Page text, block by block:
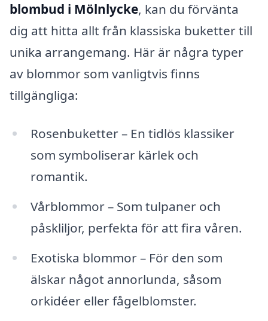
blombud i Mölnlycke, kan du förvänta
dig att hitta allt från klassiska buketter till
unika arrangemang. Här är några typer
av blommor som vanligtvis finns
tillgängliga:
Rosenbuketter – En tidlös klassiker
som symboliserar kärlek och
romantik.
Vårblommor – Som tulpaner och
påskliljor, perfekta för att fira våren.
Exotiska blommor – För den som
älskar något annorlunda, såsom
orkidéer eller fågelblomster.